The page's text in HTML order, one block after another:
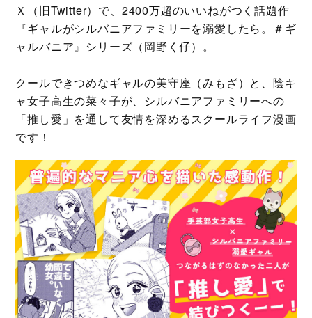
Ｘ（旧Twitter）で、2400万超のいいねがつく話題作
『ギャルがシルバニアファミリーを溺愛したら。＃ギ
ャルバニア』シリーズ（岡野く仔）。
クールできつめなギャルの美守座（みもざ）と、陰キ
ャ女子高生の菜々子が、シルバニアファミリーへの
「推し愛」を通して友情を深めるスクールライフ漫画
です！